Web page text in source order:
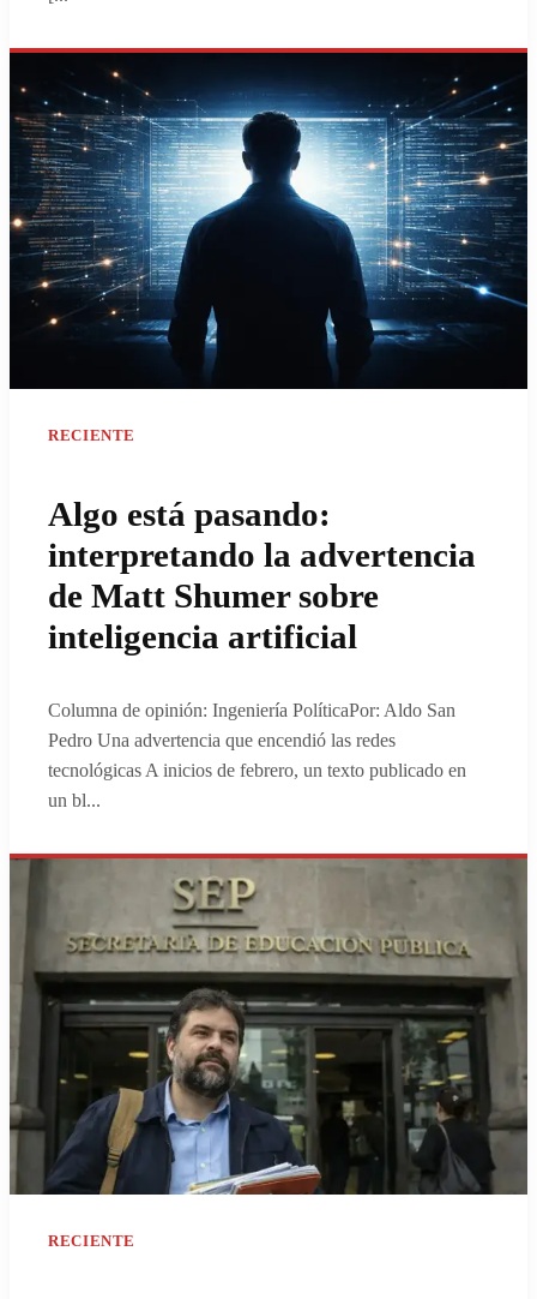
RECIENTE
Algo está pasando:
interpretando la advertencia
de Matt Shumer sobre
inteligencia artificial
Columna de opinión: Ingeniería PolíticaPor: Aldo San
Pedro Una advertencia que encendió las redes
tecnológicas A inicios de febrero, un texto publicado en
un bl...
RECIENTE